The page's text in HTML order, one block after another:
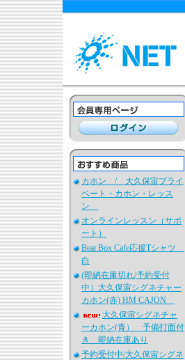
カホン / 大久保宙プライ
ベート・カホン・レッス
ン
オンラインレッスン（サポ
ート）
Beat Box Cafe応援Tシャツ
白
(即納在庫切れ/予約受付
中）大久保宙シグネチャー
カホン(赤) HM CAJON
大久保宙シグネチャ
ーカホン(青） 予備打面付
き 即納在庫あり
予約受付中/大久保宙シグネ